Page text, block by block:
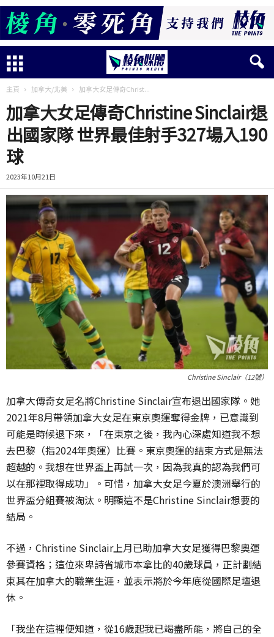
主頁 加拿大/北美 加拿大女足傳奇Christ...
加拿大女足傳奇Christine Sinclair退
出國家隊 世界最佳射手327場入190
球
2023年10月21日
Christine Sinclair（12號）
加拿大傳奇女足名將Christine Sinclair宣布退出國家隊。她
2021年8月帶領加拿大女足在東京奧運奪得金牌，已意識到
可能是時候退下來，「在東京之後，我內心深處知道我不想
去巴黎（指2024年奧運）比賽。東京奧運的結束方式是無法
超越的。我想在世界盃上再試一次，因為我真的認為我們可
以在那裡取得成功」。可惜，加拿大女足今夏於澳洲舉行的
世界盃分組賽被淘汰。明顯這不是Christine Sinclair想要的
結局。
不過，Christine Sinclair上月已助加拿大女足獲得巴黎奧運
參賽資格；這位來卑詩省城市本拿比的40歲球員，正計劃結
束其在加拿大的職業生涯，並表示將於今年底從國際足壇退
休。
「我坐在這裡便知道，從16歲起我已竭盡所能，將自己的全